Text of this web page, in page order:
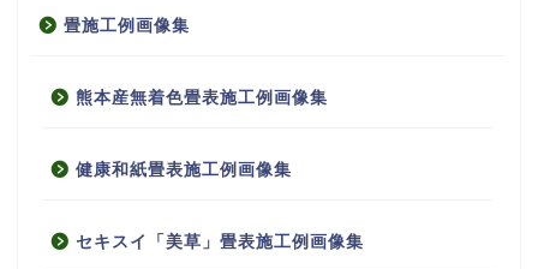
畳施工例画像集
熊本産無着色畳表施工例画像集
健康和紙畳表施工例画像集
セキスイ「美草」畳表施工例画像集